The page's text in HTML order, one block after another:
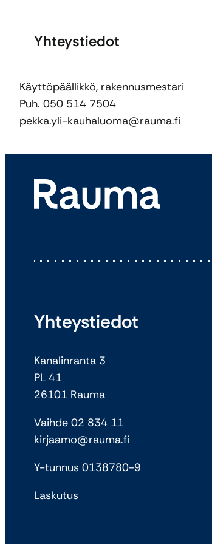
Yhteystiedot
Käyttöpäällikkö, rakennusmestari
Puh. 050 514 7504
pekka.yli-kauhaluoma@rauma.fi
Yhteystiedot
Kanalinranta 3
PL 41
26101 Rauma
Vaihde 02 834 11
kirjaamo@rauma.fi
Y-tunnus 0138780-9
Laskutus